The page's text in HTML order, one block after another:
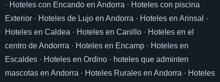
· Hoteles con Encando en Andorra · Hoteles con piscina
Exterior · Hoteles de Lujo en Andorra · Hoteles en Arinsal
·
Hoteles en Caldea · Hoteles en Canillo · Hoteles en el
centro de Andorrra · Hoteles en Encamp · Hoteles en
Escaldes · Hoteles en Ordino · hoteles que adminten
mascotas en Andorra · Hoteles Rurales en Andorra · Hoteles